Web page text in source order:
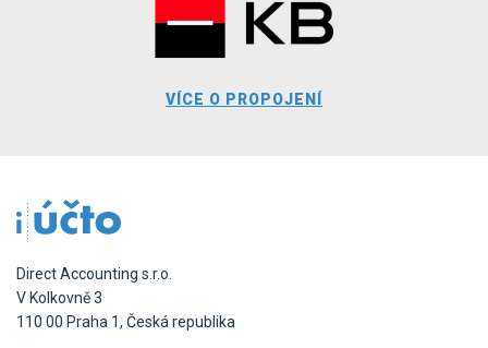
VÍCE O PROPOJENÍ
Direct Accounting s.r.o.
V Kolkovně 3
110 00 Praha 1, Česká republika